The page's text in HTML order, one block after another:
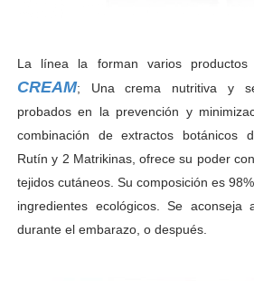
La línea la forman varios
CREAM; Una crema nutritiva y
probados en la prevención y
combinación de extractos botánicos
Rutín y 2 Matrikinas, ofrece su poder
tejidos cutáneos. Su composición es
ingredientes ecológicos. Se
durante el embarazo, o después.